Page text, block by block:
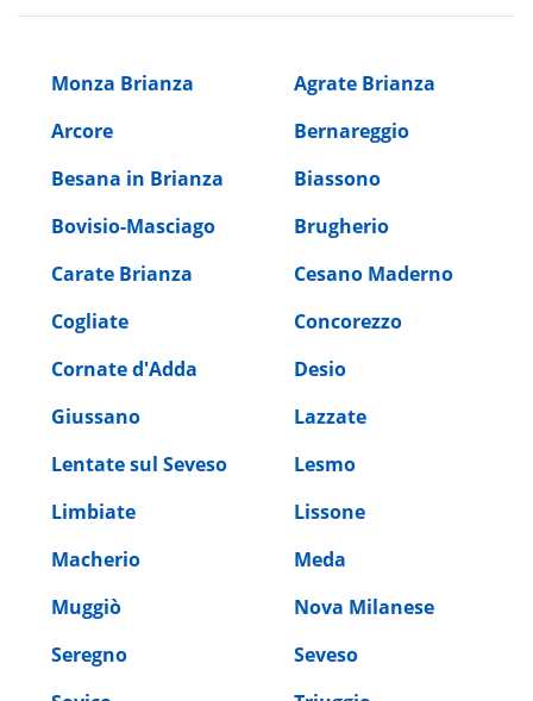
Monza Brianza
Agrate Brianza
Arcore
Bernareggio
Besana in Brianza
Biassono
Bovisio-Masciago
Brugherio
Carate Brianza
Cesano Maderno
Cogliate
Concorezzo
Cornate d'Adda
Desio
Giussano
Lazzate
Lentate sul Seveso
Lesmo
Limbiate
Lissone
Macherio
Meda
Muggiò
Nova Milanese
Seregno
Seveso